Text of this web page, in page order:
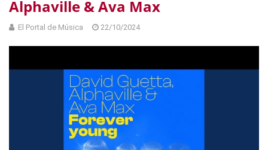
Alphaville & Ava Max
El Portal de Música 22/10/2024